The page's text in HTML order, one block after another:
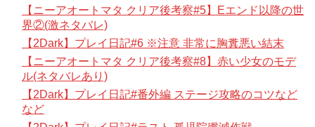
【ニーアオートマタ クリア後考察#5】Eエンド以降の世
界②(激ネタバレ)
【2Dark】プレイ日記#6 ※注意 非常に胸糞悪い結末
【ニーアオートマタ クリア後考察#8】赤い少女のモデ
ル(ネタバレあり)
【2Dark】プレイ日記#番外編 ステージ攻略のコツなど
など